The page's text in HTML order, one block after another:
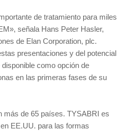
de tratamiento para miles
señala Hans Peter Hasler,
de Elan Corporation, plc.
presentaciones y del potencial
como opción de
en las primeras fases de su
más de 65 países. TYSABRI es
EE.UU. para las formas